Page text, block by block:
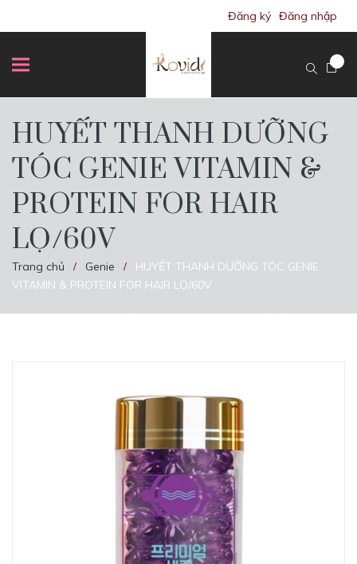
Đăng ký Đăng nhập
HUYẾT THANH DƯỠNG
TÓC GENIE VITAMIN &
PROTEIN FOR HAIR
LỌ/60V
Trang chủ / Genie /
HUYẾT THANH DƯỠNG TÓC GENIE
VITAMIN & PROTEIN FOR HAIR LỌ/60V